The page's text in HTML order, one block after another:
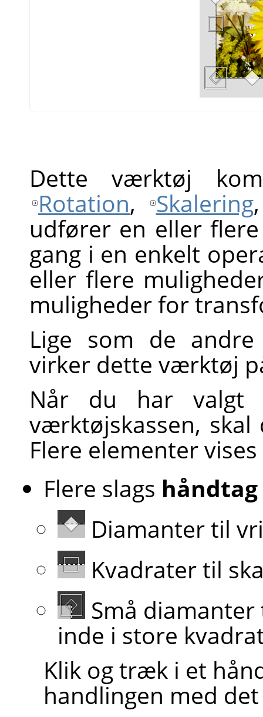
Dette værktøj
Rotation, Skalering
udfører en eller
gang i en enkelt
eller flere
muligheder for
Lige som de andre
virker dette værktøj
Når du har valgt
værktøjskassen,
Flere elementer
Flere slags håndtag
Diamanter til
Kvadrater til
Små
inde i store
Klik og træk i et
handlingen med